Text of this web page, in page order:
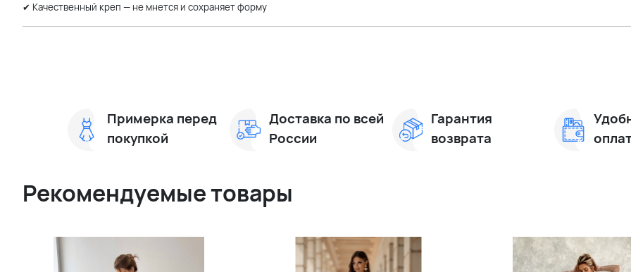
✔ Качественный креп — не мнется и сохраняет форму
Примерка перед
покупкой
Доставка по всей
России
Гарантия
возврата
Рекомендуемые товары